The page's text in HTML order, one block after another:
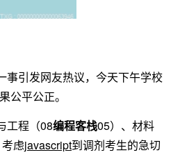
事引发网友热议，今天下午学校
公平公正。
工程（08编程客栈05）、材料
虑javascript到调剂考生的急切